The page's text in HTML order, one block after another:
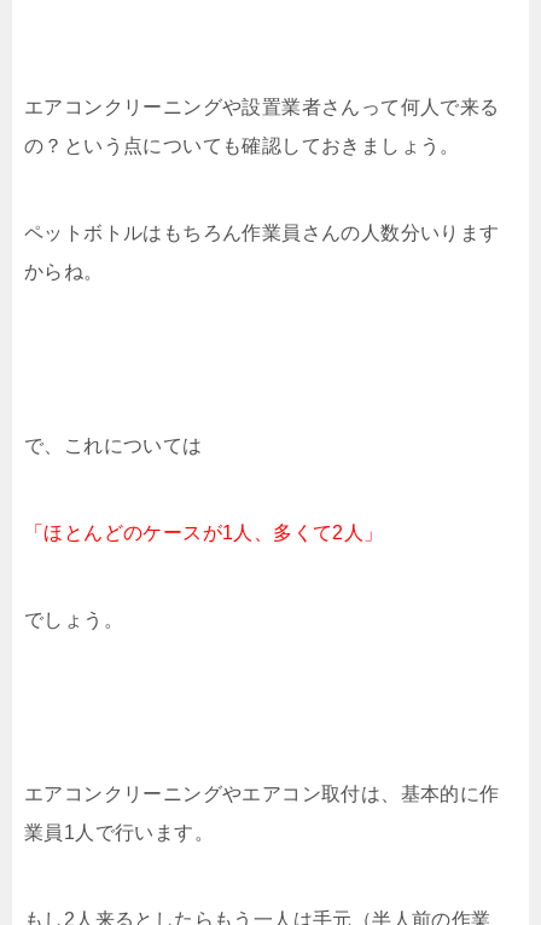
エアコンクリーニングや設置業者さんって何人で来る
の？という点についても確認しておきましょう。
ペットボトルはもちろん作業員さんの人数分いります
からね。
で、これについては
「ほとんどのケースが1人、多くて2人」
でしょう。
エアコンクリーニングやエアコン取付は、基本的に作
業員1人で行います。
もし2人来るとしたらもう一人は手元（半人前の作業